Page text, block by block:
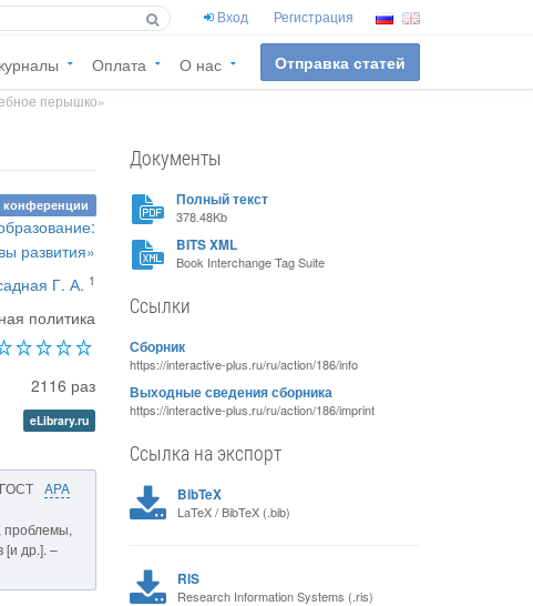
Вход Регистрация
Оплата О нас Отправка статей
перышко»
конференции
развития»
Г. А. 1
политика
2116 раз
eLibrary.ru
ГОСТ APA
проблемы,
[и др.]. –
Документы
Полный текст
378.48Kb
BITS XML
Book Interchange Tag Suite
Ссылки
Сборник
https://interactive-plus.ru/ru/action/186/info
Выходные сведения сборника
https://interactive-plus.ru/ru/action/186/imprint
Ссылка на экспорт
BibTeX
LaTeX / BibTeX (.bib)
RIS
Research Information Systems (.ris)